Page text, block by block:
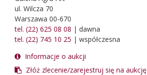
ul. Wilcza 70
Warszawa 00-670
tel. (22) 625 08 08 | dawna
tel. (22) 745 10 25 | współczesna
Informacje o aukcji
Złóż zlecenie/zarejestruj się na aukcję